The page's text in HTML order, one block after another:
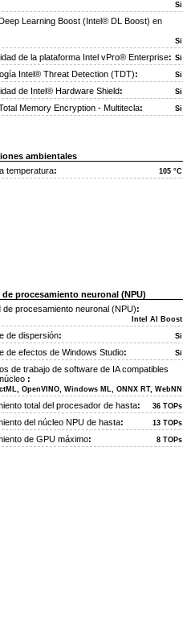
Si
Learning Boost (Intel® DL Boost) en
Si
de la plataforma Intel vPro® Enterprise: Si
Intel® Threat Detection (TDT): Si
de Intel® Hardware Shield: Si
Memory Encryption - Multitecla: Si
ambientales
temperatura: 105 °C
de procesamiento neuronal (NPU)
de procesamiento neuronal (NPU):
Intel AI Boost
de dispersión: Si
de efectos de Windows Studio: Si
de trabajo de software de IA compatibles
:
OpenVINO, Windows ML, ONNX RT, WebNN
total del procesador de hasta: 36 TOPs
del núcleo NPU de hasta: 13 TOPs
de GPU máximo: 8 TOPs